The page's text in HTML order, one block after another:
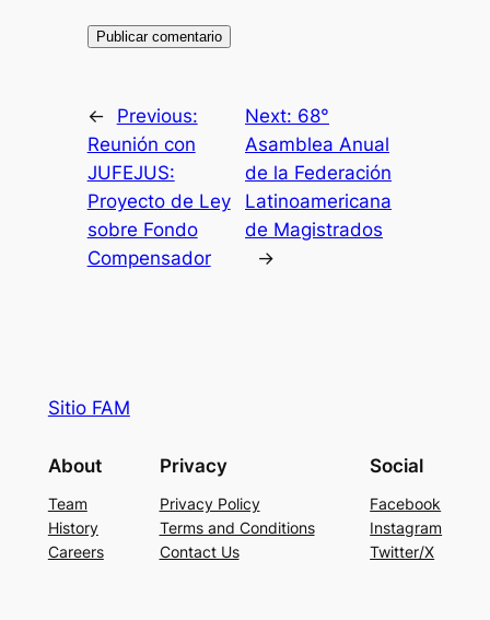
←
Previous:
Reunión con
JUFEJUS:
Proyecto de Ley
sobre Fondo
Compensador
Next: 68°
Asamblea Anual
de la Federación
Latinoamericana
de Magistrados
→
Sitio FAM
About
Team
History
Careers
Privacy
Privacy Policy
Terms and Conditions
Contact Us
Social
Facebook
Instagram
Twitter/X